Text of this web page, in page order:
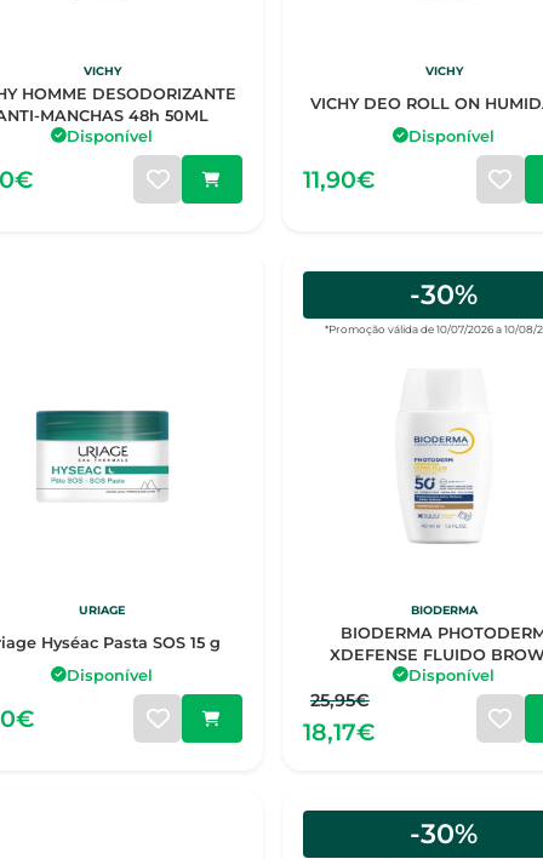
VICHY
HOMME DESODORIZANTE
MANCHAS 48h 50ML
Disponível
VICHY
VICHY DEO ROLL ON
Disponível
11,90€
URIAGE
Hyséac Pasta SOS 15 g
Disponível
-30%
*Promoção válida de 10/07/2026 a 10/08/
BIODERMA
BIODERMA
XDEFENSE FLUIDO
SPF50+40ML
Disponível
25,95€
18,17€
-30%